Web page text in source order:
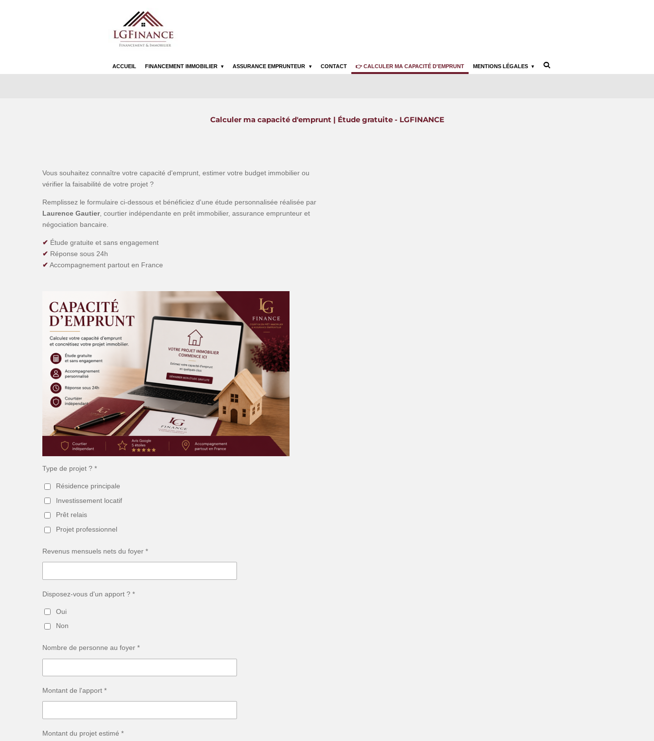
ACCUEIL FINANCEMENT IMMOBILIER ASSURANCE EMPRUNTEUR CONTACT 👉 CALCULER MA CAPACITÉ D'EMPRUNT MENTIONS LÉGALES
Calculer ma capacité d'emprunt | Étude gratuite - LGFINANCE
Vous souhaitez connaître votre capacité d'emprunt, estimer votre budget immobilier ou
vérifier la faisabilité de votre projet ?
Remplissez le formulaire ci-dessous et bénéficiez d'une étude personnalisée réalisée par
Laurence Gautier, courtier indépendante en prêt immobilier, assurance emprunteur et
négociation bancaire.
✔ Étude gratuite et sans engagement
✔ Réponse sous 24h
✔ Accompagnement partout en France
Type de projet ? *
Résidence principale
Investissement locatif
Prêt relais
Projet professionnel
Revenus mensuels nets du foyer *
Disposez-vous d'un apport ? *
Oui
Non
Nombre de personne au foyer *
Montant de l'apport *
Montant du projet estimé *